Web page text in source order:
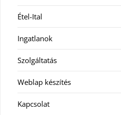
Étel-Ital
Ingatlanok
Szolgáltatás
Weblap készítés
Kapcsolat